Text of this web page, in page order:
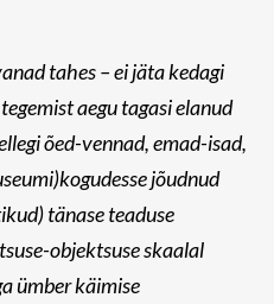
tahes – ei jäta kedagi
aegu tagasi elanud
õed-vennad, emad-isad,
jõudnud
tänase teaduse
objektsuse skaalal
ümber käimise